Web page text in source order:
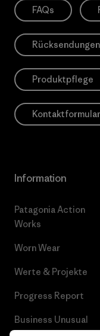
FAQs
Rücksendungen
Produktpflege
Kontaktformular
Information
Patagonia Action
Works
Worn Wear
Werte & Projekte
Progress Report
Business Unusual